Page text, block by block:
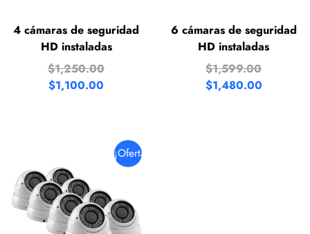
4 cámaras de seguridad
HD instaladas
$1,250.00
$1,100.00
6 cámaras de seguridad
HD instaladas
$1,599.00
$1,480.00
¡Oferta!